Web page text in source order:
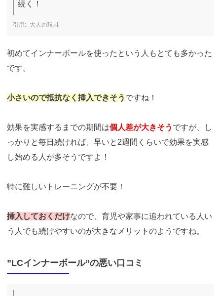
続く！
大人の玩具
初めてインナーボールを使ったという人もとても多かった
です。
小さいので抵抗なく挿入できそう ですね！
効果を実感するまでの期間は個人差が大きそう ですが、し
っかりと毎日続ければ、早いと2週間くらいで効果を実感
し始める人が多そうですよ！
特に難しいトレーニングが不要！
挿入しておくだけなので、育児や家事に追われている人い
う人でも続けやすいのが大きなメリットのようですね。
”LCインナーボール”の悪い口コミ